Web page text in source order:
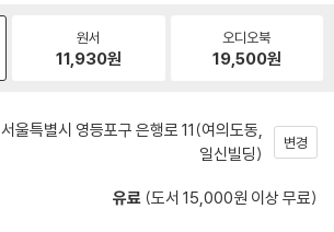
원서
11,930원
오디오북
19,500원
서울특별시 영등포구 은행로 11(여의도동,
일신빌딩)
변경
유료 (도서 15,000원 이상 무료)